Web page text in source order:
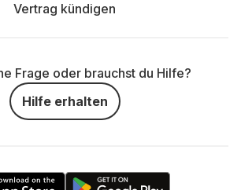
Vertrag kündigen
Frage oder brauchst du Hilfe?
Hilfe erhalten